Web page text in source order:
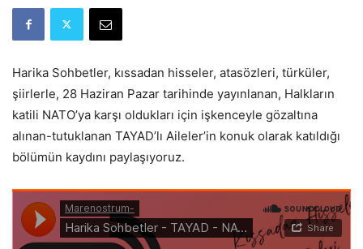
Harika Sohbetler, kıssadan hisseler, atasözleri, türküler,
şiirlerle, 28 Haziran Pazar tarihinde yayınlanan, Halkların
katili NATO’ya karşı oldukları için işkenceyle gözaltına
alınan-tutuklanan TAYAD’lı Aileler’in konuk olarak katıldığı
bölümün kaydını paylaşıyoruz.